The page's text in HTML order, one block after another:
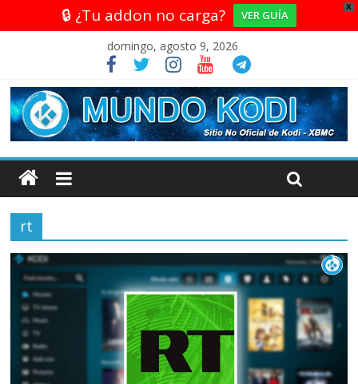
X
🔒 ¿Tu addon no carga? VER GUÍA
domingo, agosto 9, 2026
rt